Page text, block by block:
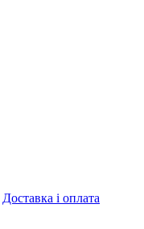
Доставка і оплата